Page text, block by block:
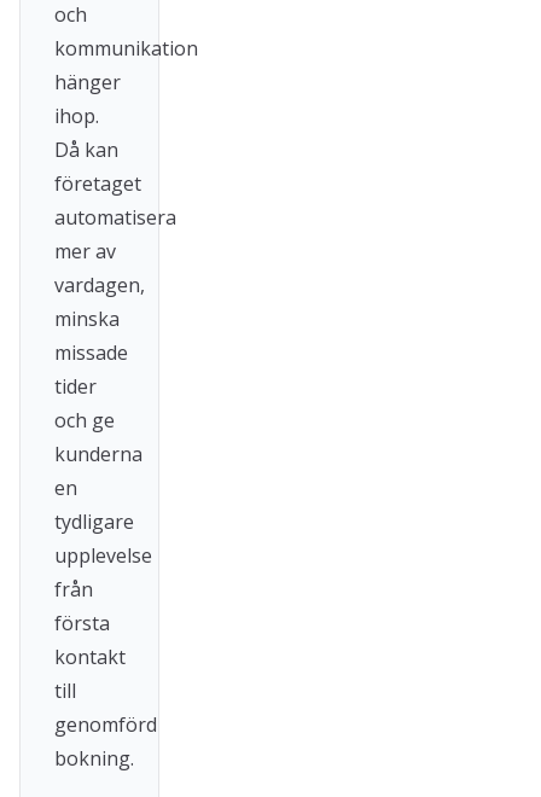
och
kommunikation
hänger
ihop.
Då kan
företaget
automatisera
mer av
vardagen,
minska
missade
tider
och ge
kunderna
en
tydligare
upplevelse
från
första
kontakt
till
genomförd
bokning.